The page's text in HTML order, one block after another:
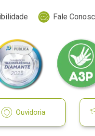
Fale
Ouvidoria